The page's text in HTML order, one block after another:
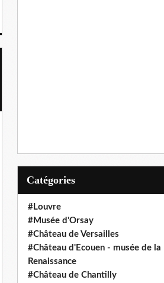
Catégories
#Louvre
#Musée d'Orsay
#Château de Versailles
#Château d'Ecouen - musée de la
Renaissance
#Château de Chantilly